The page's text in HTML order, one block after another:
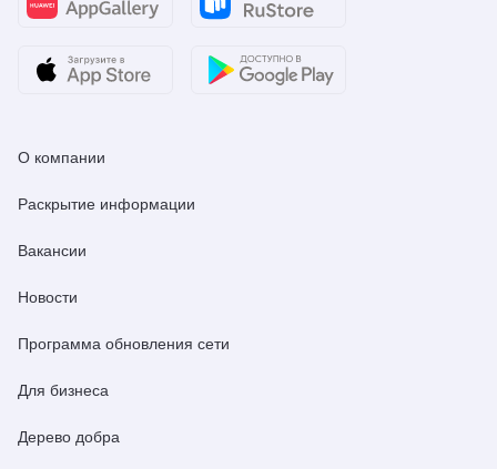
О компании
Раскрытие информации
Вакансии
Новости
Программа обновления сети
Для бизнеса
Дерево добра